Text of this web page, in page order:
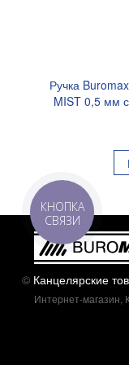
Ручка
MIST 0,5 мм
© Канцелярские
Интернет-магазин,
КНОПКА
СВЯЗИ